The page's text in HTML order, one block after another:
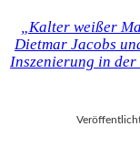
„Kalter weißer
Dietmar Jacobs
Inszenierung in